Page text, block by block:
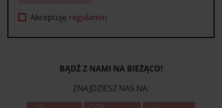
Akceptuję regulamin
BĄDŹ Z NAMI NA BIEŻĄCO!
ZNAJDZIESZ NAS NA: